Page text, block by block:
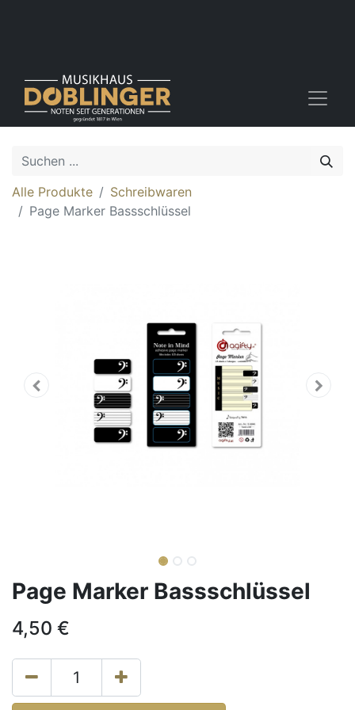
Alle Produkte
Schreibwaren
Page Marker Bassschlüssel
Page Marker Bassschlüssel
4,50 €